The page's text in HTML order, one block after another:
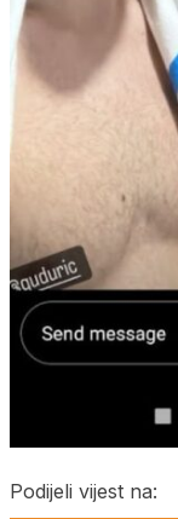
Podijeli vijest na: